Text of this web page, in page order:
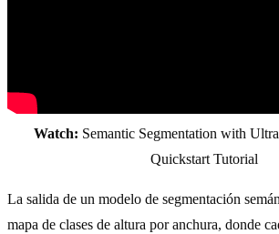
Watch: Semantic Segmentation with
Quickstart Tutorial
La salida de un modelo de segmentación
mapa de clases de altura por anchura, donde